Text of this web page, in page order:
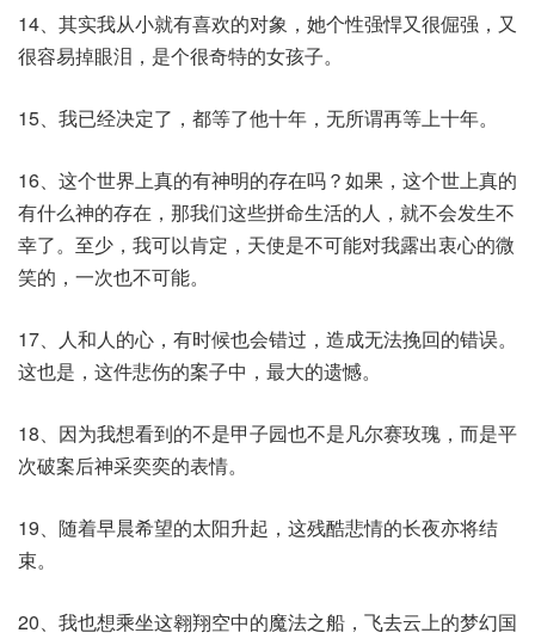
14、其实我从小就有喜欢的对象，她个性强悍又很倔强，又
很容易掉眼泪，是个很奇特的女孩子。
15、我已经决定了，都等了他十年，无所谓再等上十年。
16、这个世界上真的有神明的存在吗？如果，这个世上真的
有什么神的存在，那我们这些拼命生活的人，就不会发生不
幸了。至少，我可以肯定，天使是不可能对我露出衷心的微
笑的，一次也不可能。
17、人和人的心，有时候也会错过，造成无法挽回的错误。
这也是，这件悲伤的案子中，最大的遗憾。
18、因为我想看到的不是甲子园也不是凡尔赛玫瑰，而是平
次破案后神采奕奕的表情。
19、随着早晨希望的太阳升起，这残酷悲情的长夜亦将结
束。
20、我也想乘坐这翱翔空中的魔法之船，飞去云上的梦幻国